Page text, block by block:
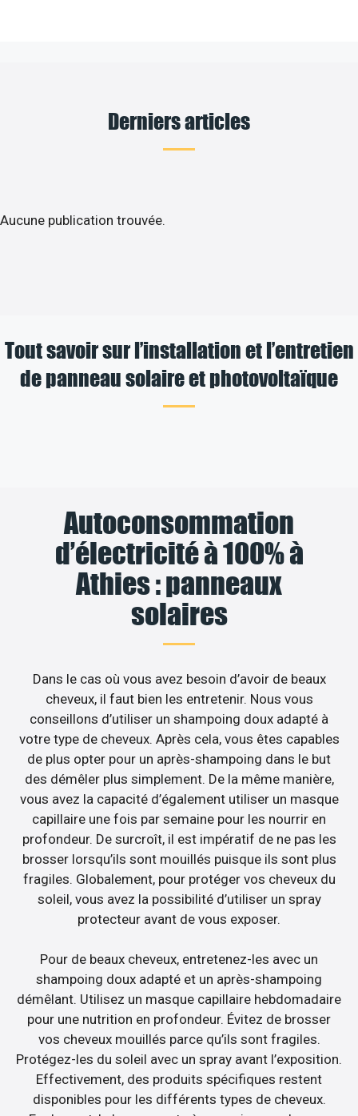
Derniers articles
Aucune publication trouvée.
Tout savoir sur l’installation et l’entretien
de panneau solaire et photovoltaïque
Autoconsommation
d’électricité à 100% à
Athies : panneaux
solaires
Dans le cas où vous avez besoin d’avoir de beaux
cheveux, il faut bien les entretenir. Nous vous
conseillons d’utiliser un shampoing doux adapté à
votre type de cheveux. Après cela, vous êtes capables
de plus opter pour un après-shampoing dans le but
des démêler plus simplement. De la même manière,
vous avez la capacité d’également utiliser un masque
capillaire une fois par semaine pour les nourrir en
profondeur. De surcroît, il est impératif de ne pas les
brosser lorsqu’ils sont mouillés puisque ils sont plus
fragiles. Globalement, pour protéger vos cheveux du
soleil, vous avez la possibilité d’utiliser un spray
protecteur avant de vous exposer.
Pour de beaux cheveux, entretenez-les avec un
shampoing doux adapté et un après-shampoing
démêlant. Utilisez un masque capillaire hebdomadaire
pour une nutrition en profondeur. Évitez de brosser
vos cheveux mouillés parce qu’ils sont fragiles.
Protégez-les du soleil avec un spray avant l’exposition.
Effectivement, des produits spécifiques restent
disponibles pour les différents types de cheveux.